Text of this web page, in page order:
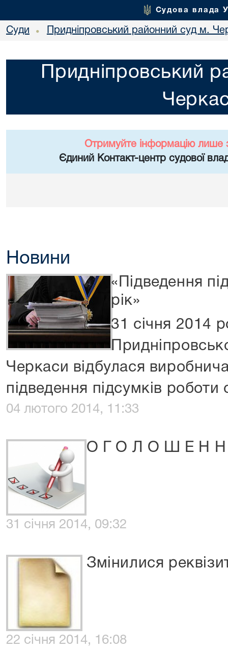
Судова влада
Суди • Придніпровський районний суд м.
Придніпровський
Отримуйте інформацію лише
Єдиний Контакт-центр судової
Новини
«Підведення
рік»
31 січня 2014
Черкаси відбулася
підведення підсумків роботи
04 лютого 2014, 11:33
О Г О Л О Ш Е Н Н
31 січня 2014, 09:32
Змінилися
22 січня 2014, 16:08